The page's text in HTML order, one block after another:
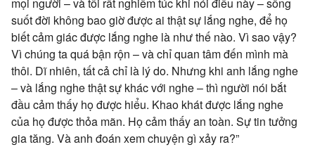
suốt đời không bao giờ được ai thật sự lắng nghe, để họ
biết cảm giác được lắng nghe là như thế nào. Vì sao vậy?
Vì chúng ta quá bận rộn – và chỉ quan tâm đến mình mà
thôi. Dĩ nhiên, tất cả chỉ là lý do. Nhưng khi anh lắng nghe
– và lắng nghe thật sự khác với nghe – thì người nói bắt
đầu cảm thấy họ được hiểu. Khao khát được lắng nghe
của họ được thỏa mãn. Họ cảm thấy an toàn. Sự tin tưởng
gia tăng. Và anh đoán xem chuyện gì xảy ra?”